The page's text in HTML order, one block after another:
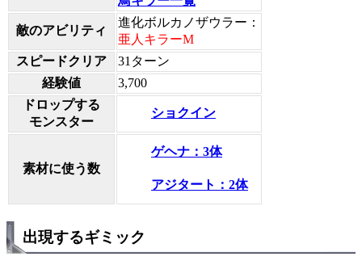
敵のアビリティ
進化ボルカノザウラー：
亜人キラーM
スピードクリア
31ターン
経験値
3,700
ドロップする
モンスター
ショクイン
素材に使う数
ゲヘナ：3体
アジタート：2体
出現するギミック